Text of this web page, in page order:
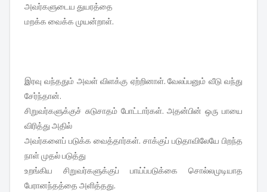
அவர்களுடைய துயரத்தை
மறக்க வைக்க முயன்றாள்.
இரவு வந்ததும் அவள் விளக்கு ஏற்றினாள். வேலப்பனும் வீடு வந்து
சேர்ந்தான்.
சிறுவர்களுக்குச் சுடுசாதம் போட்டார்கள். அதன்பின் ஒரு பாயை
விரித்து அதில்
அவர்களைப் படுக்க வைத்தார்கள். சாக்குப் படுதாவிலேயே பிறந்த
நாள் முதல் படுத்து
உறங்கிய சிறுவர்களுக்குப் பாய்ப்படுக்கை சொல்லமுடியாத
பேரானந்தத்தை அளித்தது.